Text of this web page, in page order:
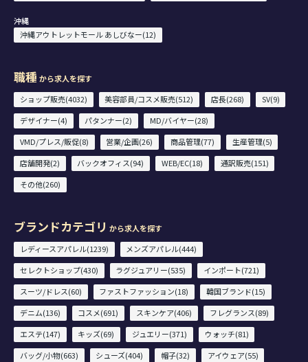
沖縄
沖縄アウトレットモール あしびなー(12)
職種 から求人を探す
ショップ販売(4032)
美容部員/コスメ販売(512) 店長(268)
SV(9)
デザイナー(4)
パタンナー(2)
MD/バイヤー(28)
VMD/プレス/販促(8)
営業/企画(26) 商品管理(77)
生産管理(5)
店舗開発(2)
バックオフィス(94) WEB/EC(18)
通訳販売(151)
その他(260)
ブランドカテゴリ から求人を探す
レディースアパレル(1239)
メンズアパレル(444)
セレクトショップ(430)
ラグジュアリー(535)
インポート(721)
スーツ/ドレス(60)
ファストファッション(18)
韓国ブランド(15)
デニム(136)
コスメ(691) スキンケア(406)
フレグランス(89)
エステ(147)
キッズ(69) ジュエリー(371)
ウォッチ(81)
バッグ/小物(663)
シューズ(404) 帽子(32)
アイウェア(55)